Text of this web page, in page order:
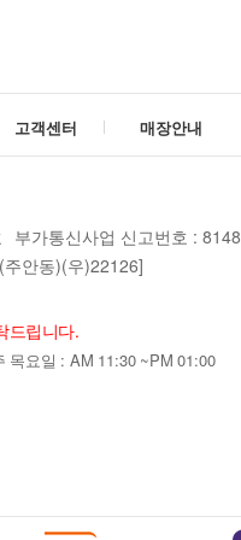
고객센터 매장안내
부가통신사업 신고번호 : 8148
안동)(우)22126]
드립니다.
목요일 : AM 11:30 ~PM 01:00